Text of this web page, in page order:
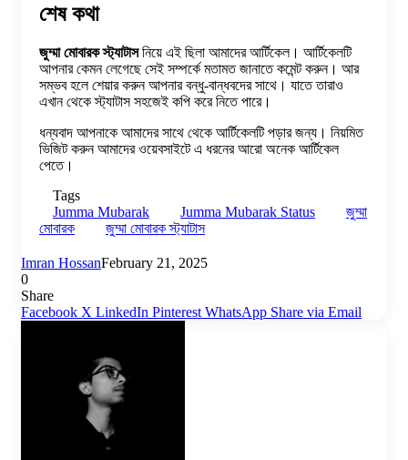
শেষ কথা
জুম্মা মোবারক স্ট্যাটাসনিয়ে এই ছিলা আমাদের আর্টিকেল। আর্টিকেলটি
আপনার কেমন লেগেছে সেই সম্পর্কে মতামত জানাতে কমেন্ট করুন। আর
সম্ভব হলে শেয়ার করুন আপনার বন্ধু-বান্ধবদের সাথে। যাতে তারাও
এখান থেকে স্ট্যাটাস সহজেই কপি করে নিতে পারে।
ধন্যবাদ আপনাকে আমাদের সাথে থেকে আর্টিকেলটি পড়ার জন্য। নিয়মিত
ভিজিট করুন আমাদের ওয়েবসাইটে এ ধরনের আরো অনেক আর্টিকেল
পেতে।
Tags
Jumma Mubarak
Jumma Mubarak Status
জুম্মা
মোবারক
জুম্মা মোবারক স্ট্যাটাস
Imran HossanFebruary 21, 2025
0
Share
Facebook X LinkedIn Pinterest WhatsApp Share via Email